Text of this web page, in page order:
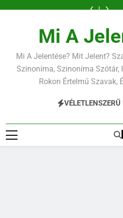
Mi A
Mi A Jelentése? Mit Jelent?
Szinoníma, Szinoníma Szótár,